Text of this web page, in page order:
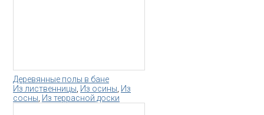
Деревянные полы в бане
Из лиственницы Из осины Из
сосны Из террасной доски